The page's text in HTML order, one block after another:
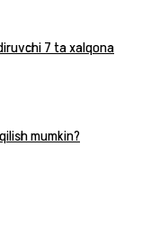
7 ta xalqona
mumkin?